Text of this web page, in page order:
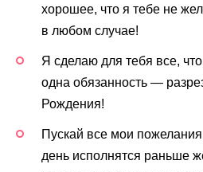
хорошее, что я тебе не
в любом случае!
Я сделаю для тебя все,
одна обязанность —
Рождения!
Пускай все мои
день исполнятся раньше